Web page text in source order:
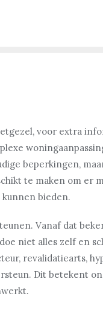
voor extra
beperkingen,
te maken om er
bieden.
Vanaf dat
niet alles zelf en
revalidatiearts,
Dit betekent